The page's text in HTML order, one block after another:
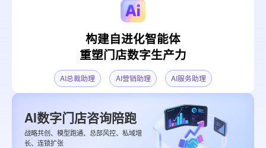
构建自进化智能体
重塑门店数字生产力
AI总裁助理 AI营销助理 AI服务助理
AI数字门店咨询陪跑
战略共创、模型跑通、总部风控、私域增
长、连锁扩张